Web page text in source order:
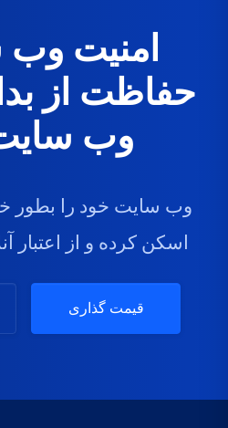
امنیت
حفاظت از
وب
وب سایت خود را بطور
اسکن کرده و از اعتبار
قیمت گذاری